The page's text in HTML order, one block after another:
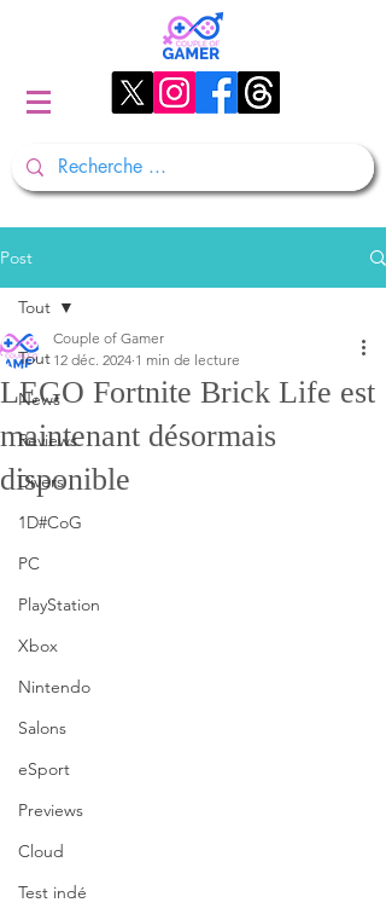
Post
Tout
News
Reviews
Divers
1D#CoG
PC
PlayStation
Xbox
Nintendo
Salons
eSport
Previews
Cloud
Test indé
Tout
LEGO Fortnite Brick Life est
maintenant désormais
disponible
Couple of Gamer
12 déc. 2024 1 min de lecture